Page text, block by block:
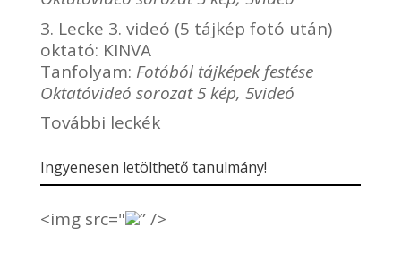
3. Lecke 3. videó (5 tájkép fotó után)
oktató: KINVA
Tanfolyam: Fotóból tájképek festése
Oktatóvideó sorozat 5 kép, 5videó
További leckék
Ingyenesen letölthető tanulmány!
<img src=" ” />